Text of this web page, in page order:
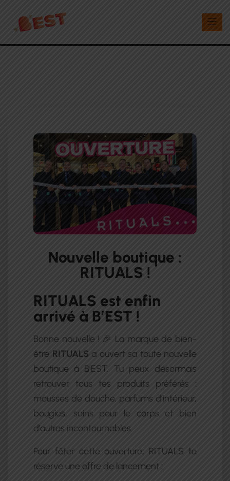
Nouvelle boutique :
RITUALS !
RITUALS est enfin
arrivé à B’EST !
Bonne nouvelle ! 🎉 La marque de bien-
être RITUALS a ouvert sa toute nouvelle
boutique à B’EST. Tu peux désormais
retrouver tous tes produits préférés :
mousses de douche, parfums d’intérieur,
bougies, soins pour le corps et bien
d’autres incontournables.
Pour fêter cette ouverture, RITUALS te
réserve une offre de lancement :